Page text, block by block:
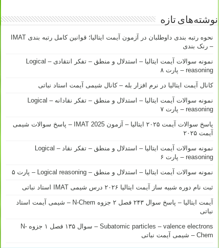
نوشته‌های تازه
نحوه رتبه بندی داوطلبان در آزمون آیمت ایتالیا؛ قوانین کامل رتبه بندی IMAT
– رنک بندی
نمونه سوالات آیمت ایتالیا – استدلال و منطق – تفکر انتقادی – Logical
reasoning – پارت ۸
کانال آیمت ایتالیا در نرم افزار بله – کانال شیمی آیمت استاد نباتی
نمونه سوالات آیمت ایتالیا – استدلال و منطق – تفکر نقادانه – Logical
reasoning – پارت ۷
پاسخ سوالات آیمت ۲۰۲۵ ایتالیا – آزمون IMAT 2025 – پاسخ سوالات شیمی
آیمت ۲۰۲۵
نمونه سوالات آیمت ایتالیا – استدلال و منطق – تفکر نقاد – Logical
reasoning – پارت ۶
نمونه سوالات آیمت ایتالیا – استدلال و منطق – Logical reasoning – پارت ۵
ثبت نام دوره شبیه ساز آیمت ایتالیا ۲۰۲۶ درس شیمی IMAT استاد نباتی
آیمت ایتالیا – پاسخ سوال ۲۴۳ فصل ۲ جزوه N-Chem – شیمی آیمت استاد
نباتی
Subatomic particles – valence electrons – سوال ۱۳۵ فصل ۱ جزوه N-
Chem – شیمی آیمت نباتی